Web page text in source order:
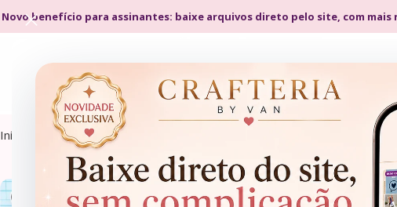
Novo benefício para assinantes: baixe arquivos direto pelo site, com
Início Arquivos de Corte, Datas Comemorativas, Arquivos de Corte >
ARQUIVOS DE CORTE, DATAS COMEMORATIVAS, ARQUIVOS DE CORTE > MIMOS, DATAS COMEMORATIVAS > NOVEMBRO AZUL